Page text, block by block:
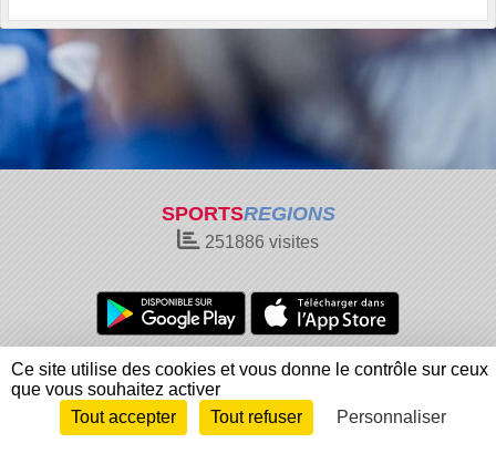
SPORTSREGIONS
251886 visites
Charte cookies
Gestion des cookies
Informations légales
Signaler un contenu inapproprié
Envie de participer ?
Connexion
Ce site utilise des cookies et vous donne le contrôle sur ceux
que vous souhaitez activer
Tout accepter
Tout refuser Personnaliser